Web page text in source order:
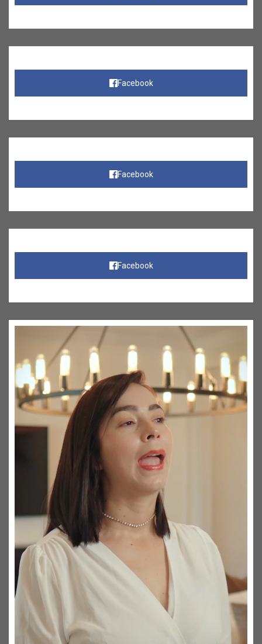
Facebook
Facebook
Facebook